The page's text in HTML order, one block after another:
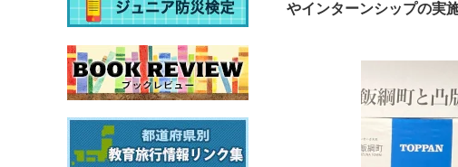
やインターンシップの実